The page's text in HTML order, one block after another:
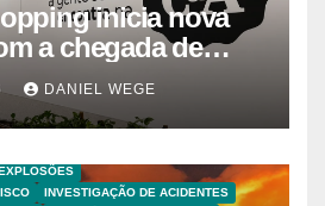
inicia nova
a chegada de
e inauguração
– Dicas da
DANIEL WEGE
INVESTIGAÇÃO DE ACIDENTES